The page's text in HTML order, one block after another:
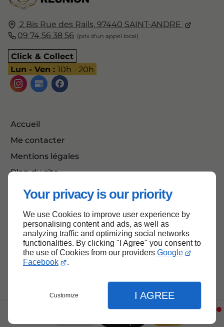
Your privacy is our priority
We use Cookies to improve user experience by
personalising content and ads, as well as
analyzing traffic and optimizing social networks
functionalities. By clicking "I Agree" you consent to
the use of Cookies from our providers Google
Facebook
.
Customize I AGREE
2 Bis Rue des Rails,97440 SAINT-ANDRE
09 74 56 38 56
Click & Collect
Lun - Ven :10h - 20h
Accueil
Me contacter
Mentions légales
Plan du site
Haut de page